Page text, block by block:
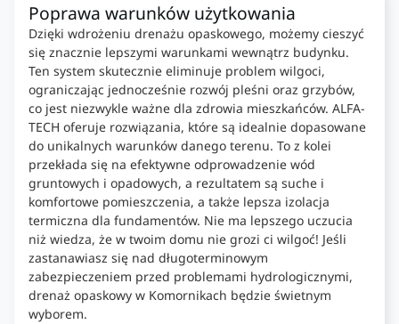
Poprawa warunków użytkowania
Dzięki wdrożeniu drenażu opaskowego, możemy cieszyć
się znacznie lepszymi warunkami wewnątrz budynku.
Ten system skutecznie eliminuje problem wilgoci,
ograniczając jednocześnie rozwój pleśni oraz grzybów,
co jest niezwykle ważne dla zdrowia mieszkańców. ALFA-
TECH oferuje rozwiązania, które są idealnie dopasowane
do unikalnych warunków danego terenu. To z kolei
przekłada się na efektywne odprowadzenie wód
gruntowych i opadowych, a rezultatem są suche i
komfortowe pomieszczenia, a także lepsza izolacja
termiczna dla fundamentów. Nie ma lepszego uczucia
niż wiedza, że w twoim domu nie grozi ci wilgoć! Jeśli
zastanawiasz się nad długoterminowym
zabezpieczeniem przed problemami hydrologicznymi,
drenaż opaskowy w Komornikach będzie świetnym
wyborem.